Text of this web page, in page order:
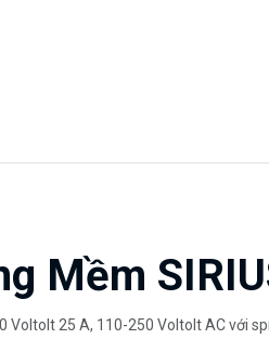
Mềm
Voltolt 25 A, 110-250 Voltolt AC với